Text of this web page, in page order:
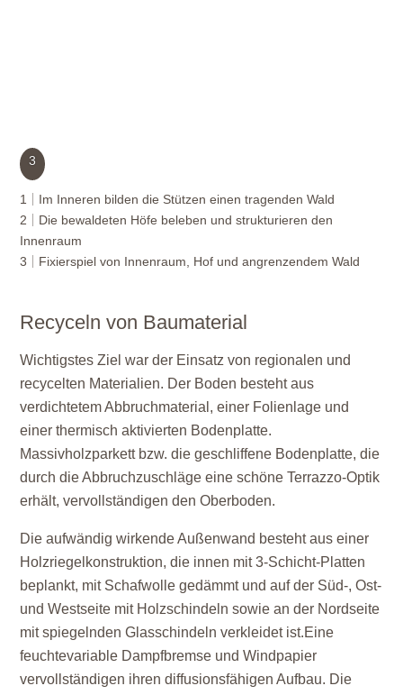
3
1
Im Inneren bilden die Stützen einen tragenden Wald
2
Die bewaldeten Höfe beleben und strukturieren den
Innenraum
3
Fixierspiel von Innenraum, Hof und angrenzendem Wald
Recyceln von Baumaterial
Wichtigstes Ziel war der Einsatz von regionalen und
recycelten Materialien. Der Boden besteht aus
verdichtetem Abbruchmaterial, einer Folienlage und
einer thermisch aktivierten Bodenplatte.
Massivholzparkett bzw. die geschliffene Bodenplatte, die
durch die Abbruchzuschläge eine schöne Terrazzo-Optik
erhält, vervollständigen den Oberboden.
Die aufwändig wirkende Außenwand besteht aus einer
Holzriegelkonstruktion, die innen mit 3-Schicht-Platten
beplankt, mit Schafwolle gedämmt und auf der Süd-, Ost-
und Westseite mit Holzschindeln sowie an der Nordseite
mit spiegelnden Glasschindeln verkleidet ist.Eine
feuchtevariable Dampfbremse und Windpapier
vervollständigen ihren diffusionsfähigen Aufbau. Die